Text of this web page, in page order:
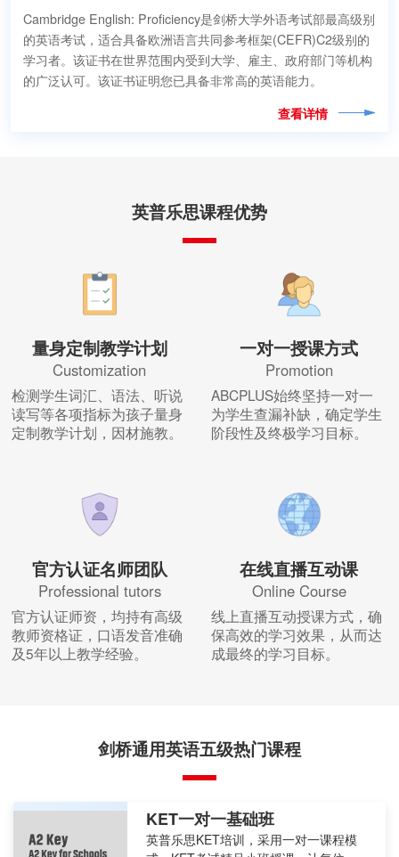
Cambridge English: Proficiency是剑桥大学外语考试部最高级别
的英语考试，适合具备欧洲语言共同参考框架(CEFR)C2级别的
学习者。该证书在世界范围内受到大学、雇主、政府部门等机构
的广泛认可。该证书证明您已具备非常高的英语能力。
查看详情
英普乐思课程优势
量身定制教学计划
Customization
检测学生词汇、语法、听说
读写等各项指标为孩子量身
定制教学计划，因材施教。
一对一授课方式
Promotion
ABCPLUS始终坚持一对一
为学生查漏补缺，确定学生
阶段性及终极学习目标。
官方认证名师团队
Professional tutors
官方认证师资，均持有高级
教师资格证，口语发音准确
及5年以上教学经验。
在线直播互动课
Online Course
线上直播互动授课方式，确
保高效的学习效果，从而达
成最终的学习目标。
剑桥通用英语五级热门课程
KET一对一基础班
英普乐思KET培训，采用一对一课程模